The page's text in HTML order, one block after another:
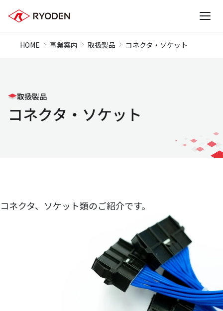
HOME 事業案内 取扱製品 コネクタ・ソケット
取扱製品
コネクタ・ソケット
コネクタ、ソケット類のご紹介です。